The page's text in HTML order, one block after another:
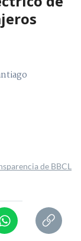
de BBCL